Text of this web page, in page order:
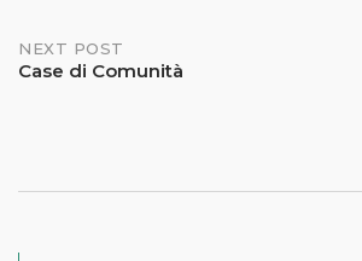
NEXT POST
Case di Comunità